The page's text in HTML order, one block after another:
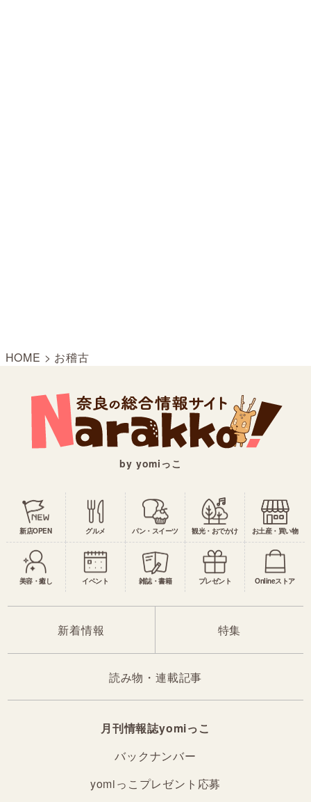
HOME > お稽古
by yomiっこ
新店OPEN グルメ パン・スイーツ 観光・おでかけ お土産・買い物
美容・癒し イベント 雑誌・書籍 プレゼント Onlineストア
新着情報 特集
読み物・連載記事
月刊情報誌yomiっこ
バックナンバー
yomiっこプレゼント応募